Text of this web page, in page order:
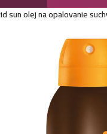
sun olej na opalovanie